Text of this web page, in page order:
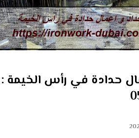
حدادة في رأس الخيمة :